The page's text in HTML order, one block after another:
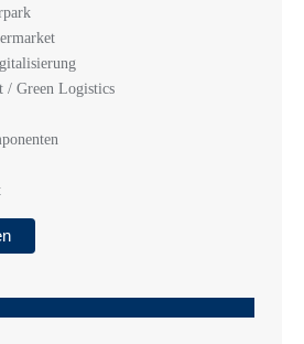
/ Green Logistics